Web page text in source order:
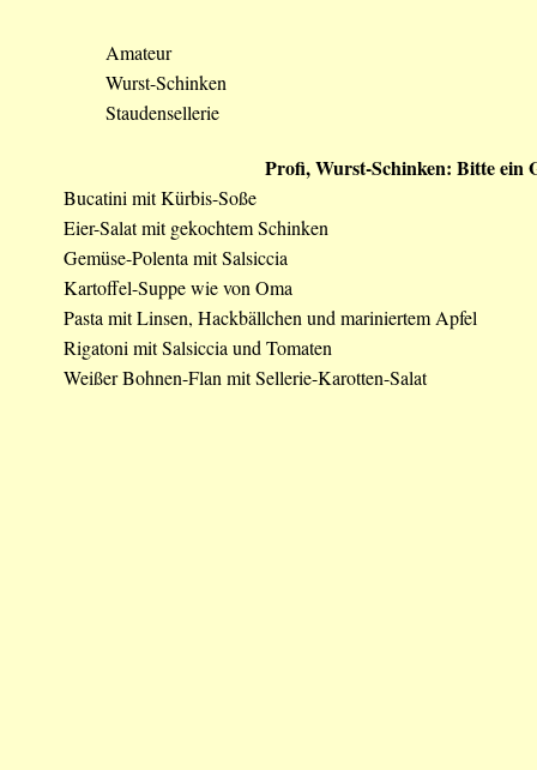
Amateur
Wurst-Schinken
Staudensellerie
Profi, Wurst-Schinken: Bitte ein
Bucatini mit Kürbis-Soße
Eier-Salat mit gekochtem Schinken
Gemüse-Polenta mit Salsiccia
Kartoffel-Suppe wie von Oma
Pasta mit Linsen, Hackbällchen und mariniertem Apfel
Rigatoni mit Salsiccia und Tomaten
Weißer Bohnen-Flan mit Sellerie-Karotten-Salat